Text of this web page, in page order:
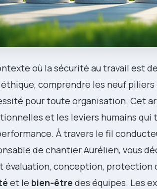
où la sécurité au travail est
comprendre les neuf
pour toute organisation. Cet
et les leviers humains
À travers le fil
de chantier Aurélien, vous
évaluation, conception,
et le bien‑être des équipes. Les